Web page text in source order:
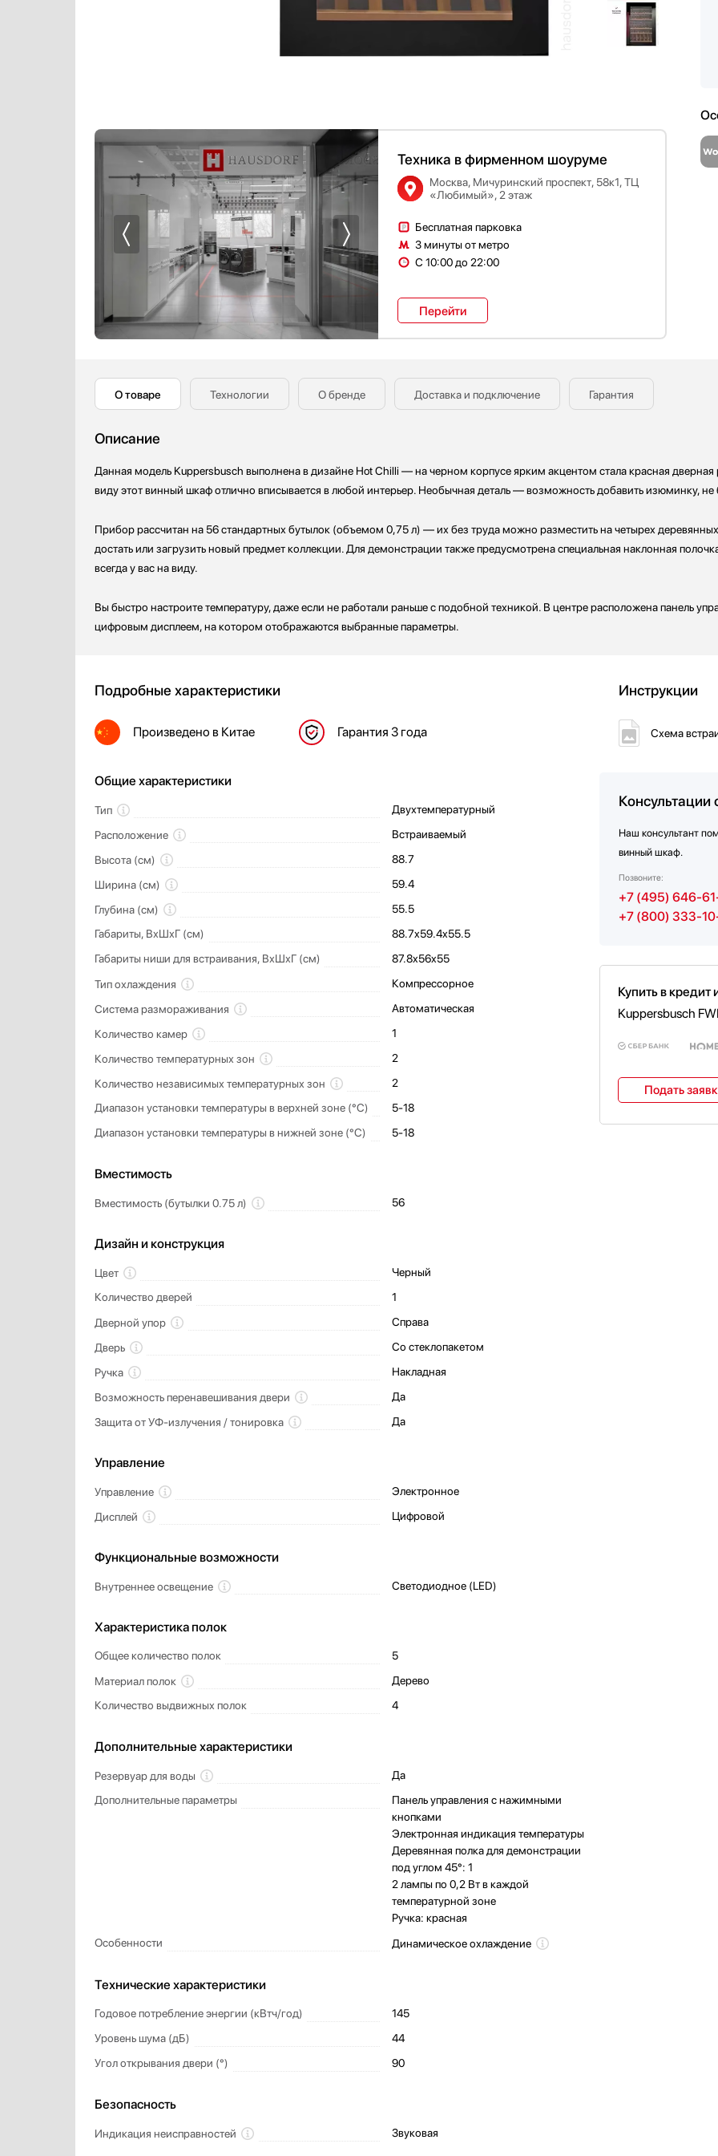
Мясорубки
Наушники
Обогреватели
Очистители воздуха
Пароварки
Паровые шкафы для одежды
Парогенераторы
Подогреватели
Посуда
Посудомоечные машины
Профессиональные ледогенераторы
Профессиональные посудомоечные машины
Системы кипячения воды AquaHot
Соковыжималки
Стаканомоечные машины
Сушильные машины
Телевизоры
Тостеры
Хьюмидоры
Maunfeld
MC Wine
Meyvel
Miele
Neff
Pando
Restart
Siemens
Signature Kitchen Suite
Smeg
Teka
V-ZUG
Техника в фирменном шоуруме
Москва, Мичуринский проспект, 58к1, ТЦ
«Любимый», 2 этаж
Бесплатная парковка
3 минуты от метро
С 10:00 до 22:00
Перейти
О товаре Технологии О бренде Доставка и подключение Гарантия
Описание
Данная модель Kuppersbusch выполнена в дизайне Hot Chilli — на черном корпусе ярким акцентом стала красная
виду этот винный шкаф отлично вписывается в любой интерьер. Необычная деталь — возможность добавить изюминку, не
Прибор рассчитан на 56 стандартных бутылок (объемом 0,75 л) — их без труда можно разместить на четырех
достать или загрузить новый предмет коллекции. Для демонстрации также предусмотрена специальная наклонная
всегда у вас на виду.
Вы быстро настроите температуру, даже если не работали раньше с подобной техникой. В центре расположена панель
цифровым дисплеем, на котором отображаются выбранные параметры.
Подробные характеристики
Произведено в Китае Гарантия 3 года
Общие характеристики
Тип
Двухтемпературный
Расположение
Встраиваемый
Высота (см)
88.7
Ширина (см)
59.4
Глубина (см)
55.5
Габариты, ВхШхГ (см)
88.7x59.4x55.5
Габариты ниши для встраивания, ВхШхГ (см)
87.8x56x55
Тип охлаждения
Компрессорное
Система размораживания
Автоматическая
Количество камер
1
Количество температурных зон
2
Количество независимых температурных зон
2
Диапазон установки температуры в верхней зоне (°C)
5-18
Диапазон установки температуры в нижней зоне (°C)
5-18
Вместимость
Вместимость (бутылки 0.75 л) 56
Дизайн и конструкция
Цвет
Черный
Количество дверей
1
Дверной упор
Справа
Дверь
Со стеклопакетом
Ручка
Накладная
Возможность перенавешивания двери
Да
Защита от УФ-излучения / тонировка
Да
Управление
Управление
Электронное
Дисплей
Цифровой
Функциональные возможности
Внутреннее освещение Светодиодное (LED)
Характеристика полок
Общее количество полок
5
Материал полок
Дерево
Количество выдвижных полок
4
Дополнительные характеристики
Резервуар для воды
Да
Дополнительные параметры
Панель управления с нажимными
кнопками
Электронная индикация температуры
Деревянная полка для демонстрации
под углом 45°: 1
2 лампы по 0,2 Вт в каждой
температурной зоне
Ручка: красная
Особенности
Динамическое охлаждение
Технические характеристики
Годовое потребление энергии (кВтч/год)
145
Уровень шума (дБ)
44
Угол открывания двери (°)
90
Безопасность
Индикация неисправностей Звуковая
Инструкции
Схема
Консультации
Наш консультант
винный шкаф.
Позвоните:
+7 (495) 646-
+7 (800) 333-
Купить в кредит
Kuppersbusch
Подать